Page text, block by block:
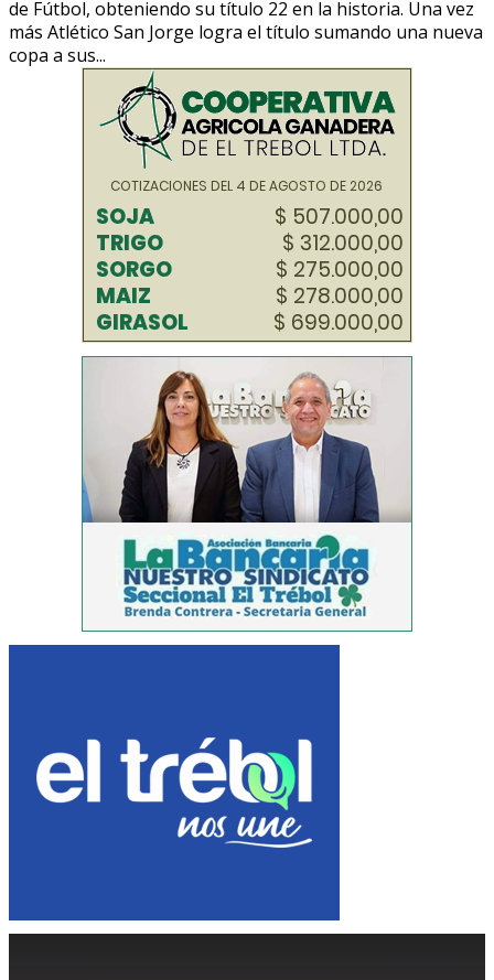
de Fútbol, obteniendo su título 22 en la historia. Una vez
más Atlético San Jorge logra el título sumando una nueva
copa a sus...